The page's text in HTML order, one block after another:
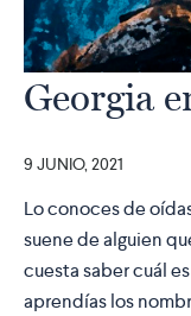
Georgia
9 JUNIO, 2021
Lo conoces de
suene de alguien
cuesta saber cuál
aprendías los